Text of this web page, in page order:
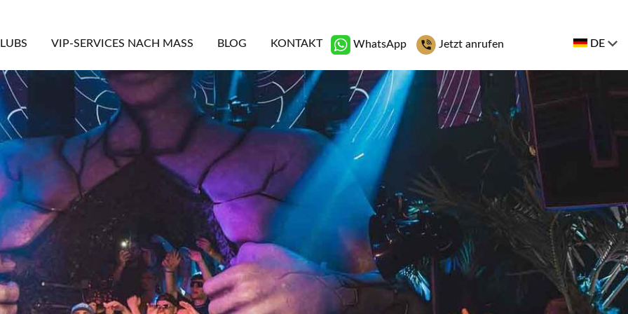
VIP-SERVICES NACH MASS BLOG KONTAKT WhatsApp Jetzt anrufen DE